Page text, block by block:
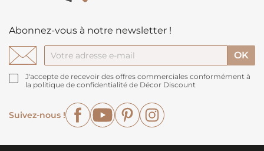
Abonnez-vous à notre newsletter !
J'accepte de recevoir des offres commerciales conformément à
la politique de confidentialité de Décor Discount
Suivez-nous !
FacebookYouTubePinterest